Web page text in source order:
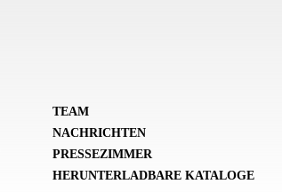
TEAM
NACHRICHTEN
PRESSEZIMMER
HERUNTERLADBARE KATALOGE